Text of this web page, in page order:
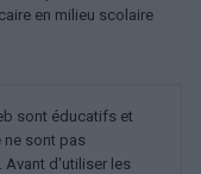
en milieu scolaire
sont éducatifs et
ne sont pas
d'utiliser les